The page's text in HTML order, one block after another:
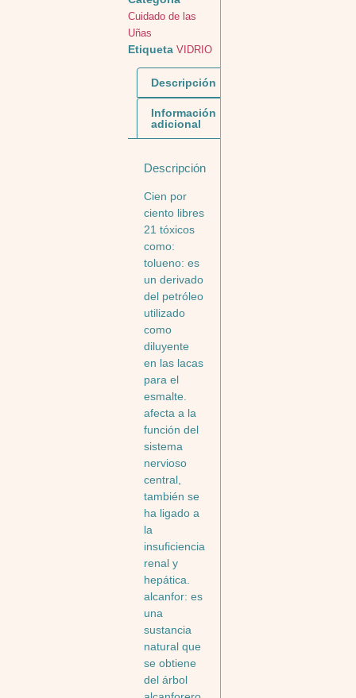
Cuidado de las
Uñas
Etiqueta VIDRIO
Descripción
Información
adicional
Descripción
Cien por
ciento libres
21 tóxicos
como:
tolueno: es
un derivado
del petróleo
utilizado
como
diluyente
en las lacas
para el
esmalte.
afecta a la
función del
sistema
nervioso
central,
también se
ha ligado a
la
insuficiencia
renal y
hepática.
alcanfor: es
una
sustancia
natural que
se obtiene
del árbol